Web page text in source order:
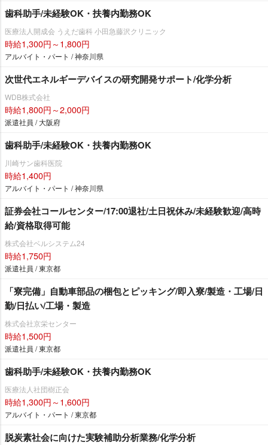
歯科助手/未経験OK・扶養内勤務OK
医療法人開成会 うえだ歯科 小田急藤沢クリニック
時給1,300円～1,800円
アルバイト・パート / 神奈川県
次世代エネルギーデバイスの研究開発サポート/化学分析
WDB株式会社
時給1,800円～2,000円
派遣社員 / 大阪府
歯科助手/未経験OK・扶養内勤務OK
川崎サン歯科医院
時給1,400円
アルバイト・パート / 神奈川県
証券会社コールセンター/17:00退社/土日祝休み/未経験歓迎/高時
給/資格取得可能
株式会社ベルシステム24
時給1,750円
派遣社員 / 東京都
「寮完備」自動車部品の梱包とピッキング/即入寮/製造・工場/日
勤/日払い/工場・製造
株式会社京栄センター
時給1,500円
派遣社員 / 東京都
歯科助手/未経験OK・扶養内勤務OK
医療法人社団樹正会
時給1,300円～1,600円
アルバイト・パート / 東京都
脱炭素社会に向けた実験補助分析業務/化学分析